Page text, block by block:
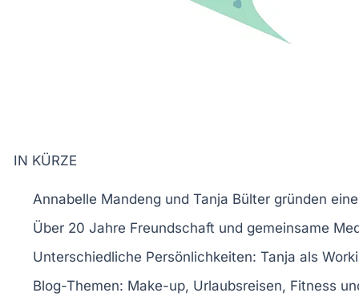
IN KÜRZE
Annabelle Mandeng und Tanja Bülter gründen
Über 20 Jahre Freundschaft und gemeinsame
Unterschiedliche Persönlichkeiten: Tanja als
Blog-Themen: Make-up, Urlaubsreisen, Fitness